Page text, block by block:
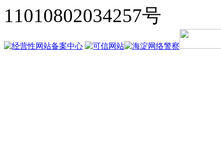
11010802034257号